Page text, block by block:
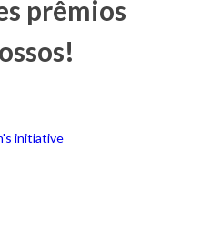
prêmios